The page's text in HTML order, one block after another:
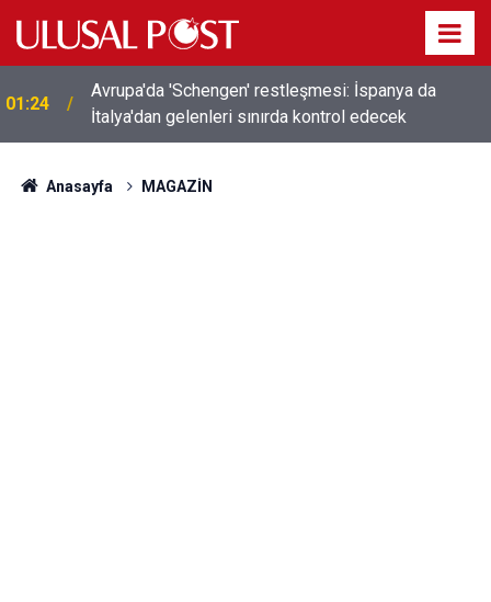
01:24
Avrupa'da 'Schengen' restleşmesi: İspanya da
İtalya'dan gelenleri sınırda kontrol edecek
Anasayfa MAGAZİN